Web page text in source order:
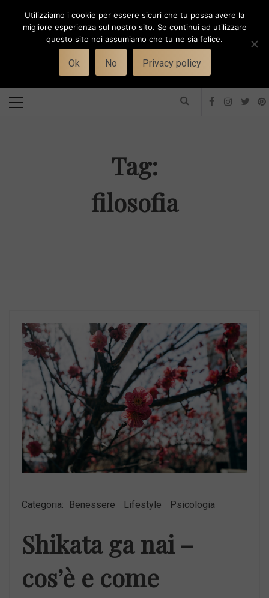
Toggle
WORK-WIFE
Il magazine per le donne che lavorano
Menu
Tag:
filosofia
Categoria: Benessere Lifestyle Psicologia
Shikata ga nai –
cos’è e come
Utilizziamo i cookie per essere sicuri che tu possa avere la
migliore esperienza sul nostro sito. Se continui ad utilizzare
questo sito noi assumiamo che tu ne sia felice.
Ok No Privacy policy